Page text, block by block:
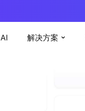
AI 解决方案